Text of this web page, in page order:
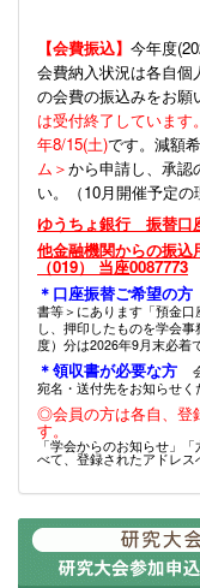
【会費振込】 今年度(
会費納入状況は各自
の会費の振込みをお願
は受付終了しています
年8/15(土)です。減額
ム＞から申請し、承認
い。（10月開催予定の
ゆうちょ銀行 振替口
他金融機関からの振
（019） 当座0087773
＊口座振替ご希望の方
書等＞にあります「預金
し、押印したものを学会
度）分は2026年9月末必着
＊領収書が必要な方
宛名・送付先をお知らせく
◎会員の方は各自、登
す。
「学会からのお知らせ」
べて、登録されたアドレ